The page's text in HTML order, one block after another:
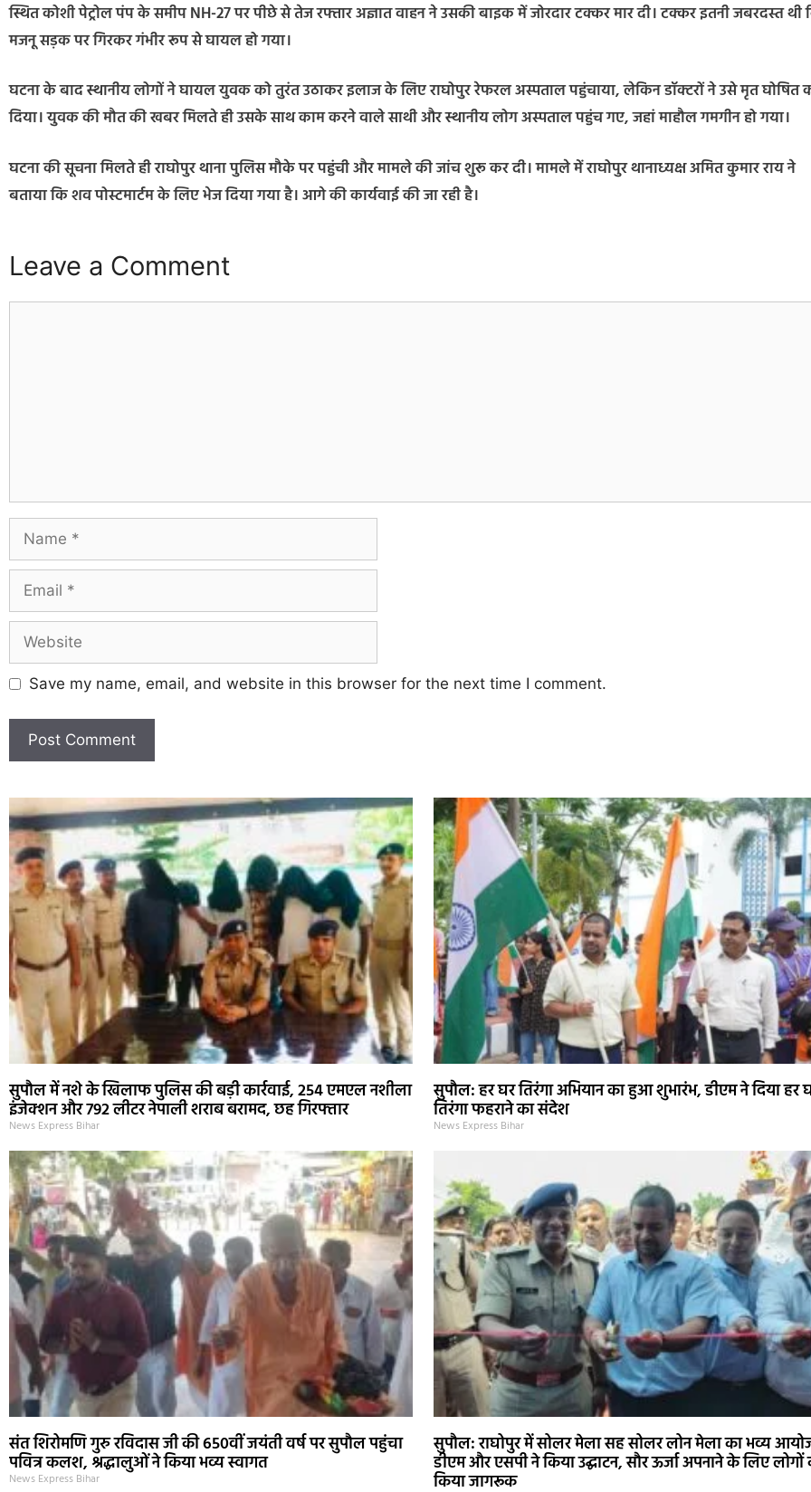
स्थित कोशी पेट्रोल पंप के समीप NH-27 पर पीछे से तेज रफ्तार अज्ञात वाहन ने उसकी बाइक में जोरदार टक्कर मार दी। टक्कर इतनी जबरदस्त थी
मजनू सड़क पर गिरकर गंभीर रूप से घायल हो गया।
घटना के बाद स्थानीय लोगों ने घायल युवक को तुरंत उठाकर इलाज के लिए राघोपुर रेफरल अस्पताल पहुंचाया, लेकिन डॉक्टरों ने उसे मृत घोषित
दिया। युवक की मौत की खबर मिलते ही उसके साथ काम करने वाले साथी और स्थानीय लोग अस्पताल पहुंच गए, जहां माहौल गमगीन हो गया।
घटना की सूचना मिलते ही राघोपुर थाना पुलिस मौके पर पहुंची और मामले की जांच शुरू कर दी। मामले में राघोपुर थानाध्यक्ष अमित कुमार राय ने
बताया कि शव पोस्टमार्टम के लिए भेज दिया गया है। आगे की कार्यवाई की जा रही है।
Leave a Comment
Save my name, email, and website in this browser for the next time I comment.
सुपौल में नशे के खिलाफ पुलिस की बड़ी कार्रवाई, 254 एमएल नशीला
इंजेक्शन और 792 लीटर नेपाली शराब बरामद, छह गिरफ्तार
News Express Bihar
सुपौल: हर घर तिरंगा अभियान का हुआ शुभारंभ, डीएम ने दिया हर
तिरंगा फहराने का संदेश
News Express Bihar
संत शिरोमणि गुरु रविदास जी की 650वीं जयंती वर्ष पर सुपौल पहुंचा
पवित्र कलश, श्रद्धालुओं ने किया भव्य स्वागत
News Express Bihar
सुपौल: राघोपुर में सोलर मेला सह सोलर लोन मेला का भव्य
डीएम और एसपी ने किया उद्घाटन, सौर ऊर्जा अपनाने के लिए लोगों
किया जागरूक